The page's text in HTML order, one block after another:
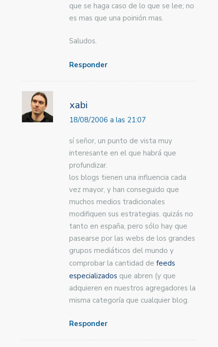
que se haga caso de lo que se lee; no
es mas que una poinión mas.
Saludos.
Responder
xabi
18/08/2006 a las 21:07
sí señor, un punto de vista muy
interesante en el que habrá que
profundizar.
los blogs tienen una influencia cada
vez mayor, y han conseguido que
muchos medios tradicionales
modifiquen sus estrategias. quizás no
tanto en españa, pero sólo hay que
pasearse por las webs de los grandes
grupos mediáticos del mundo y
comprobar la cantidad de feeds
especializados que abren (y que
adquieren en nuestros agregadores la
misma categoría que cualquier blog.
Responder